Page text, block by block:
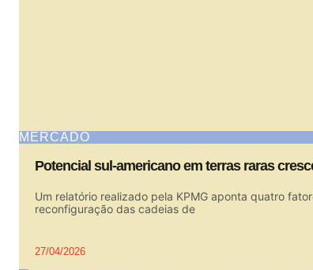
MERCADO
Potencial sul-americano em terras raras
Um relatório realizado pela KPMG aponta quatro
reconfiguração das cadeias de
27/04/2026